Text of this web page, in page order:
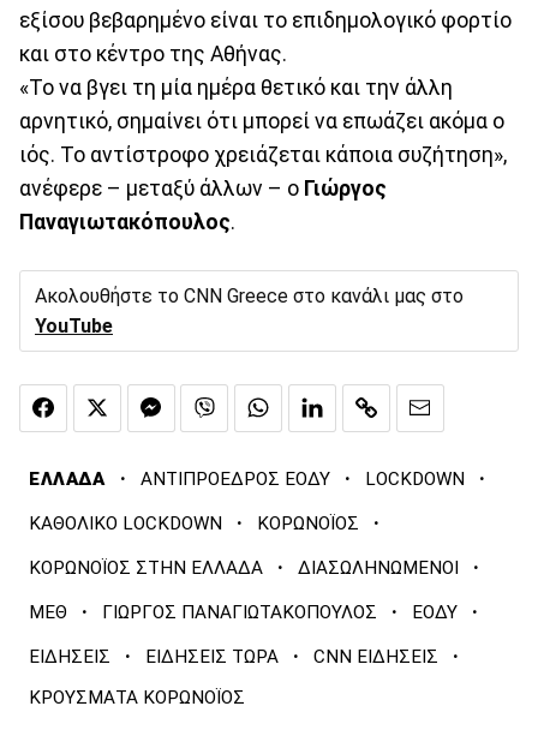
εξίσου βεβαρημένο είναι το επιδημολογικό φορτίο
και στο κέντρο της Αθήνας.
«Το να βγει τη μία ημέρα θετικό και την άλλη
αρνητικό, σημαίνει ότι μπορεί να επωάζει ακόμα ο
ιός. Το αντίστροφο χρειάζεται κάποια συζήτηση»,
ανέφερε – μεταξύ άλλων – ο Γιώργος
Παναγιωτακόπουλος.
Ακολουθήστε το CNN Greece στο κανάλι μας στο
YouTube
ΕΛΛΑΔΑ · ΑΝΤΙΠΡΟΕΔΡΟΣ ΕΟΔΥ · LOCKDOWN ·
ΚΑΘΟΛΙΚΟ LOCKDOWN · ΚΟΡΩΝΟΪΟΣ ·
ΚΟΡΩΝΟΪΟΣ ΣΤΗΝ ΕΛΛΑΔΑ · ΔΙΑΣΩΛΗΝΩΜΕΝΟΙ ·
ΜΕΘ · ΓΙΩΡΓΟΣ ΠΑΝΑΓΙΩΤΑΚΟΠΟΥΛΟΣ · ΕΟΔΥ ·
ΕΙΔΗΣΕΙΣ · ΕΙΔΗΣΕΙΣ ΤΩΡΑ · CNN ΕΙΔΗΣΕΙΣ ·
ΚΡΟΥΣΜΑΤΑ ΚΟΡΩΝΟΪΟΣ